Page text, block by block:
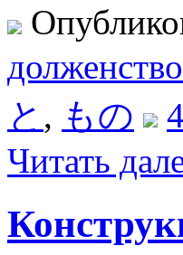
と , もの
Читать